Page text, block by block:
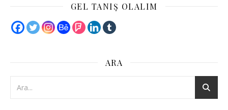
GEL TANIŞ OLALIM
ARA